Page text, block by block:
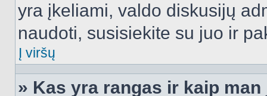
yra įkeliami, valdo diskusijų
naudoti, susisiekite su juo ir
Į viršų
» Kas yra rangas ir kaip